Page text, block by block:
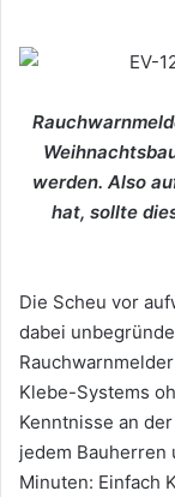
werden. Also
hat, sollte
Die Scheu vor
dabei
Klebe-Systems
Kenntnisse an
jedem
Minuten: Einfach